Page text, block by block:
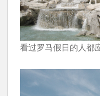
看过罗马假日的人都